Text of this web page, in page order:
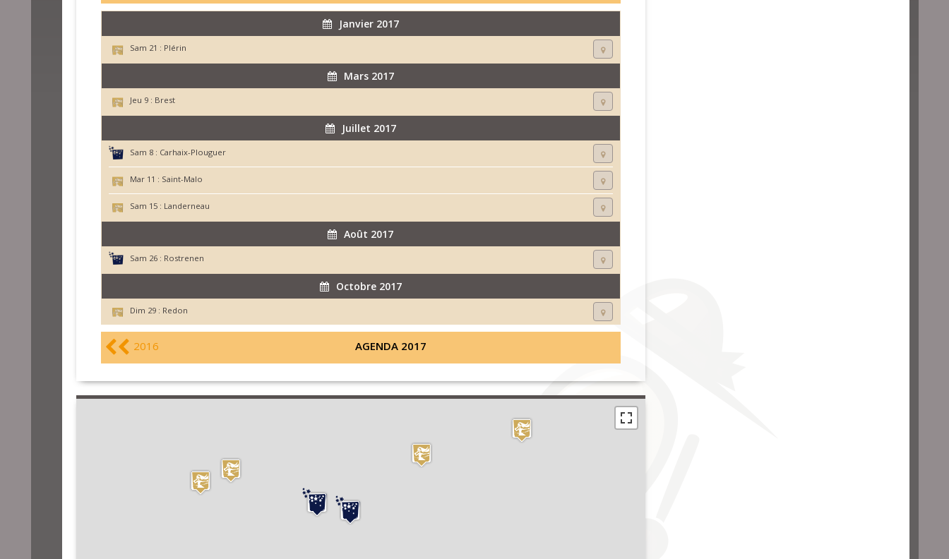
Janvier 2017
Sam 21 : Plérin
Mars 2017
Jeu 9 : Brest
Juillet 2017
Sam 8 : Carhaix-Plouguer
Mar 11 : Saint-Malo
Sam 15 : Landerneau
Août 2017
Sam 26 : Rostrenen
Octobre 2017
Dim 29 : Redon
2016 AGENDA 2017